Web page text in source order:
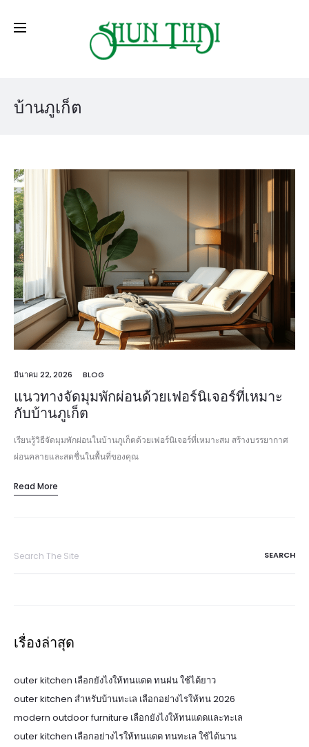
บ้านภูเก็ต
มีนาคม 22, 2026 BLOG
แนวทางจัดมุมพักผ่อนด้วยเฟอร์นิเจอร์ที่เหมาะ
กับบ้านภูเก็ต
เรียนรู้วิธีจัดมุมพักผ่อนในบ้านภูเก็ตด้วยเฟอร์นิเจอร์ที่เหมาะสม สร้างบรรยากาศ
ผ่อนคลายและสดชื่นในพื้นที่ของคุณ
Read More
เรื่องล่าสุด
outer kitchen เลือกยังไงให้ทนแดด ทนฝน ใช้ได้ยาว
outer kitchen สำหรับบ้านทะเล เลือกอย่างไรให้ทน 2026
modern outdoor furniture เลือกยังไงให้ทนแดดและทะเล
outer kitchen เลือกอย่างไรให้ทนแดด ทนทะเล ใช้ได้นาน